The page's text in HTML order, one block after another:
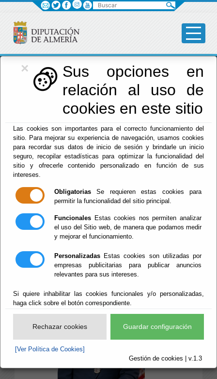
×
Sus opciones en
relación al uso de
cookies en este sitio
Las cookies son importantes para el correcto funcionamiento del
sitio. Para mejorar su experiencia de navegación, usamos cookies
para recordar sus datos de inicio de sesión y brindarle un inicio
seguro, recopilar estadísticas para optimizar la funcionalidad del
sitio y ofrecerle contenido personalizado en función de sus
intereses.
Obligatorias Se requieren estas cookies para
permitir la funcionalidad del sitio principal.
Funcionales Estas cookies nos permiten analizar
el uso del Sitio web, de manera que podamos medir
y mejorar el funcionamiento.
Personalizadas Estas cookies son utilizadas por
empresas publicitarias para publicar anuncios
relevantes para sus intereses.
Si quiere inhabilitar las cookies funcionales y/o personalizadas,
haga click sobre el botón correspondiente.
Rechazar cookies Guardar configuración
[Ver Política de Cookies]
Gestión de cookies | v.1.3
Diputación
Menú Diputación
Corporación
2023-2027
Partido Popular
Alcaina
Buscar